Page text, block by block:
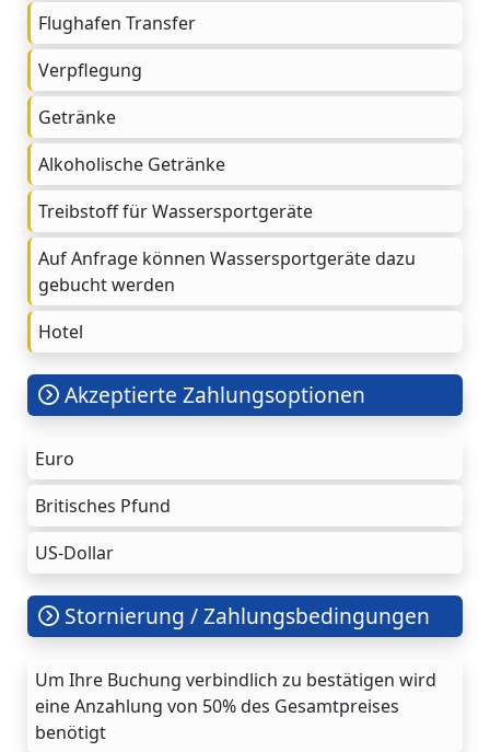
Flughafen Transfer
Verpflegung
Getränke
Alkoholische Getränke
Treibstoff für Wassersportgeräte
Auf Anfrage können Wassersportgeräte dazu
gebucht werden
Hotel
Akzeptierte Zahlungsoptionen
Euro
Britisches Pfund
US-Dollar
Stornierung / Zahlungsbedingungen
Um Ihre Buchung verbindlich zu bestätigen wird
eine Anzahlung von 50% des Gesamtpreises
benötigt